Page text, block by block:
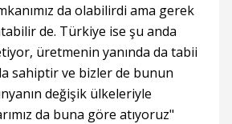
da olabilirdi ama gerek
de. Türkiye ise şu anda
üretmenin yanında da tabii
sahiptir ve bizler de bunun
değişik ülkeleriyle
da buna göre atıyoruz"